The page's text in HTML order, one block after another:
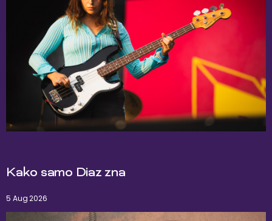
Kako samo Diaz zna
5 Aug 2026